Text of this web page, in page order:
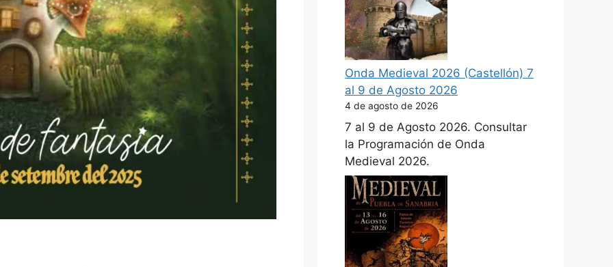
Onda Medieval 2026 (Castellón) 7
al 9 de Agosto 2026
4 de agosto de 2026
7 al 9 de Agosto 2026. Consultar
la Programación de Onda
Medieval 2026.